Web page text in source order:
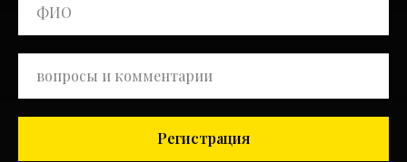
Регистрация